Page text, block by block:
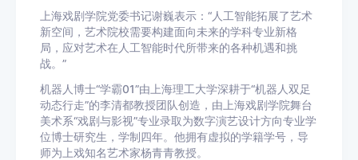
上海戏剧学院党委书记谢巍表示：“人工智能拓展了艺术
新空间，艺术院校需要构建面向未来的学科专业新格
局，应对艺术在人工智能时代所带来的各种机遇和挑
战。”
机器人博士“学霸01”由上海理工大学深耕于“机器人双足
动态行走”的李清都教授团队创造，由上海戏剧学院舞台
美术系“戏剧与影视”专业录取为数字演艺设计方向专业学
位博士研究生，学制四年。他拥有虚拟的学籍学号，导
师为上戏知名艺术家杨青青教授。